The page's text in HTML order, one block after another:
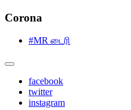
Corona
#MR டைரி
facebook
twitter
instagram